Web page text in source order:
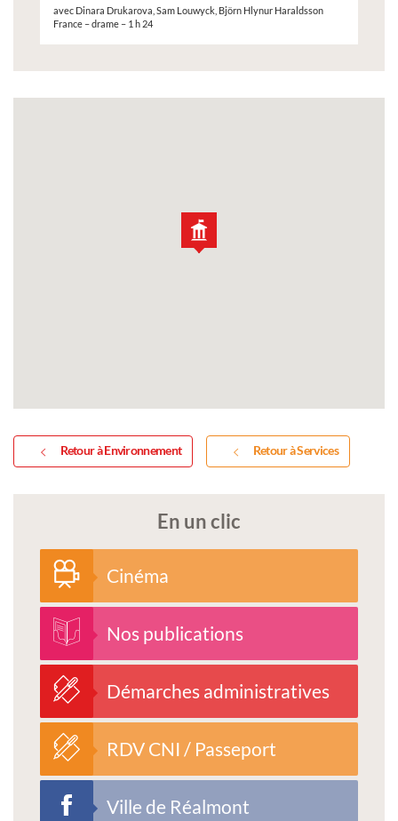
avec Dinara Drukarova, Sam Louwyck, Björn Hlynur Haraldsson
France – drame – 1 h 24
Retour à Environnement Retour à Services
En un clic
Cinéma
Nos publications
Démarches administratives
RDV CNI / Passeport
Ville de Réalmont